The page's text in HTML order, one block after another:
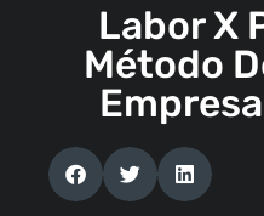
Labor X
Método